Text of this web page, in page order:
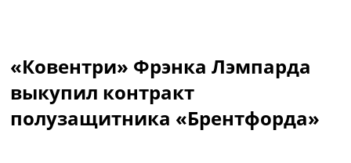
Украина. Премьер-Лига
Украина. Первая Лига
Лига Чемпионов
Англия. Премьер Лига
«Ковентри» Фрэнка Лэмпарда
выкупил контракт
полузащитника «Брентфорда»